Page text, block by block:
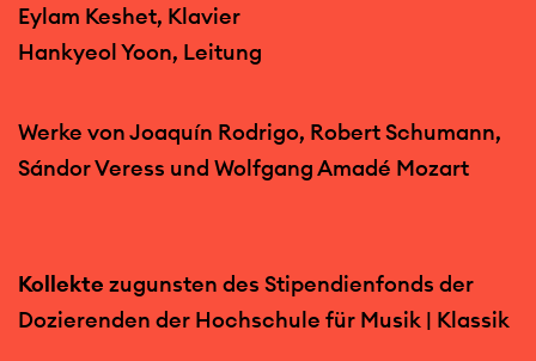
Eylam Keshet, Klavier
Hankyeol Yoon, Leitung
Werke von Joaquín Rodrigo, Robert Schumann,
Sándor Veress und Wolfgang Amadé Mozart
Kollekte zugunsten des Stipendienfonds der
Dozierenden der Hochschule für Musik | Klassik